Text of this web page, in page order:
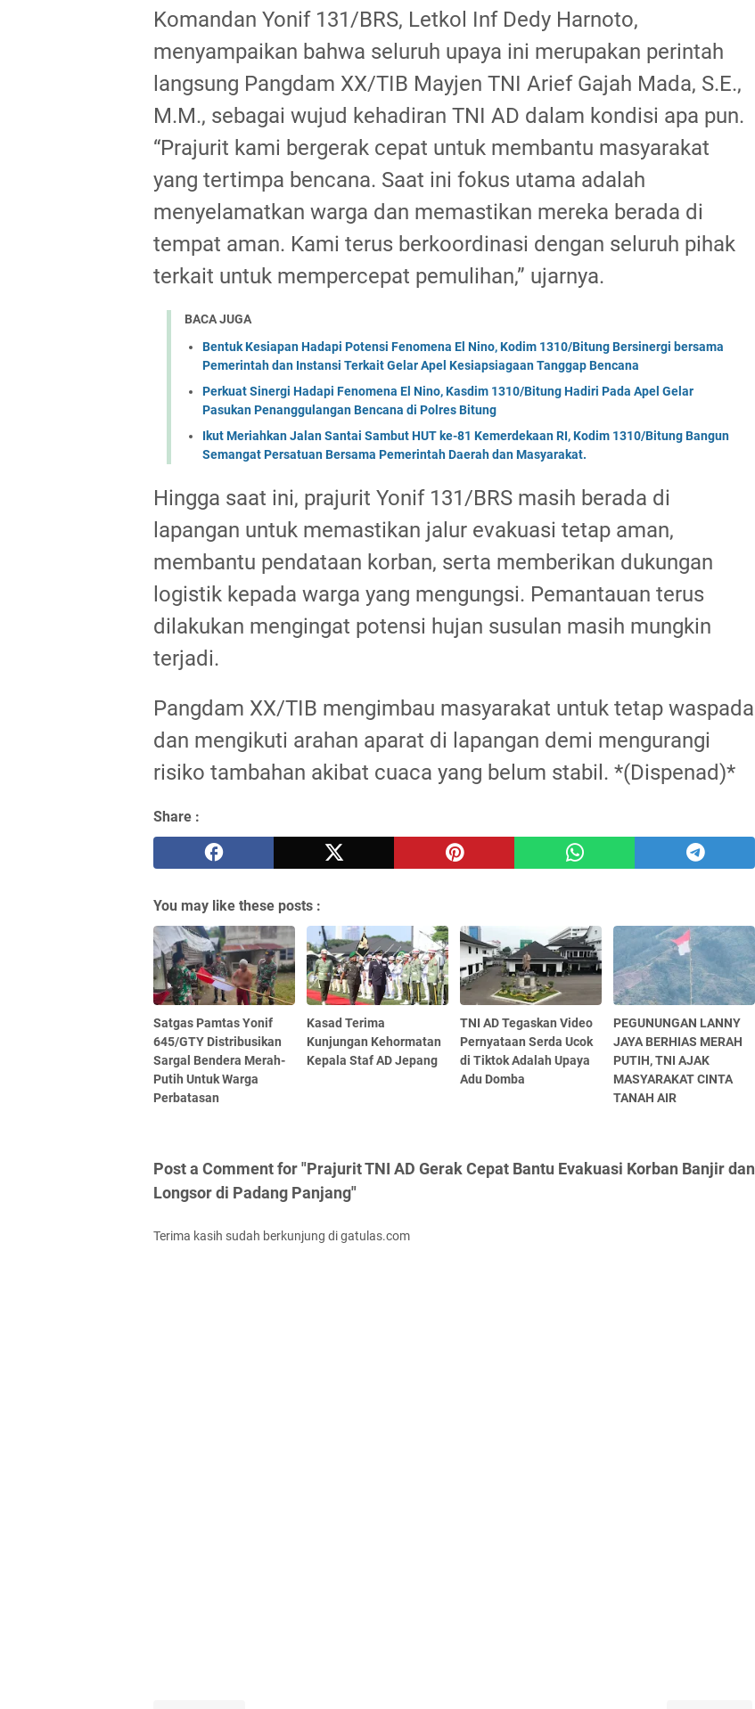
Komandan Yonif 131/BRS, Letkol Inf Dedy Harnoto,
menyampaikan bahwa seluruh upaya ini merupakan perintah
langsung Pangdam XX/TIB Mayjen TNI Arief Gajah Mada, S.E.,
M.M., sebagai wujud kehadiran TNI AD dalam kondisi apa pun.
“Prajurit kami bergerak cepat untuk membantu masyarakat
yang tertimpa bencana. Saat ini fokus utama adalah
menyelamatkan warga dan memastikan mereka berada di
tempat aman. Kami terus berkoordinasi dengan seluruh pihak
terkait untuk mempercepat pemulihan,” ujarnya.
BACA JUGA
Bentuk Kesiapan Hadapi Potensi Fenomena El Nino, Kodim 1310/Bitung Bersinergi bersama
Pemerintah dan Instansi Terkait Gelar Apel Kesiapsiagaan Tanggap Bencana
Perkuat Sinergi Hadapi Fenomena El Nino, Kasdim 1310/Bitung Hadiri Pada Apel Gelar
Pasukan Penanggulangan Bencana di Polres Bitung
Ikut Meriahkan Jalan Santai Sambut HUT ke-81 Kemerdekaan RI, Kodim 1310/Bitung Bangun
Semangat Persatuan Bersama Pemerintah Daerah dan Masyarakat.
Hingga saat ini, prajurit Yonif 131/BRS masih berada di
lapangan untuk memastikan jalur evakuasi tetap aman,
membantu pendataan korban, serta memberikan dukungan
logistik kepada warga yang mengungsi. Pemantauan terus
dilakukan mengingat potensi hujan susulan masih mungkin
terjadi.
Pangdam XX/TIB mengimbau masyarakat untuk tetap waspada
dan mengikuti arahan aparat di lapangan demi mengurangi
risiko tambahan akibat cuaca yang belum stabil. *(Dispenad)*
Share :
You may like these posts :
Satgas Pamtas Yonif
645/GTY Distribusikan
Sargal Bendera Merah-
Putih Untuk Warga
Perbatasan
Kasad Terima
Kunjungan Kehormatan
Kepala Staf AD Jepang
TNI AD Tegaskan Video
Pernyataan Serda Ucok
di Tiktok Adalah Upaya
Adu Domba
PEGUNUNGAN LANNY
JAYA BERHIAS MERAH
PUTIH, TNI AJAK
MASYARAKAT CINTA
TANAH AIR
Post a Comment for "Prajurit TNI AD Gerak Cepat Bantu Evakuasi Korban Banjir dan
Longsor di Padang Panjang"
Terima kasih sudah berkunjung di gatulas.com